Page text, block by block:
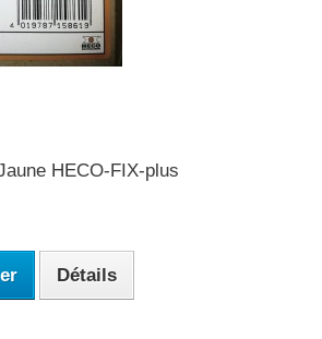
HECO-FIX-plus
Détails